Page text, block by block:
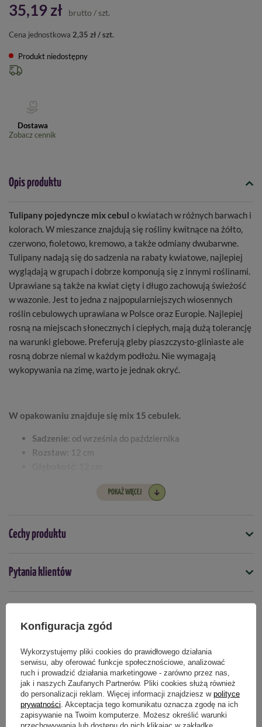
35,19 zł brutto / szt.
Cena jednostkowa 2,35 zł / szt.
Produkt niedostępny
Dostawa
Zobacz cennik
Opis produktu
Tulipany pojedyncze mix cebul o kwiatach w różnych barwach i
kolorach. W mieszance znajdują się rośliny kwitnące na żółto,
czerwono, fioletowo, kremowo, a także odmiany dwubarwne.
Tulipany nadają się do sadzenia na rabaty kwiatowe, najlepiej
wyglądają w grupach i dobrze komponują się z innymi roślinami.
Uprawiane są także na kwiat cięty i długo zachowują świeżość
w wazonie. Jest to jedna z najpopularniejszych wiosennych
roślin cebulowych uprawiana w Polsce oraz Europie. Najlepiej
rosną na miejscach słonecznych i ciepłych, mają dużą tolerancję
na warunki glebowe. Preferują gleby piaszczysto-gliniaste ale
rosną dobrze niemal w każdym podłożu. Nie wymagają
wykopywania na zimę, warto je jednak okryć.
W opakowaniu znajduje się mix 15 cebulek.
Sadzenie: od września do października
Rozstaw: 12 cm
rożne kolory
POKAŻ WIĘCEJ
Cechy produktu
Symbol
5903772170009
Termin sadzenia
Pytania klientów
Produkty powiązane
Konfiguracja zgód
Wykorzystujemy pliki cookies do prawidłowego działania
serwisu, aby oferować funkcje społecznościowe, analizować
ruch i prowadzić działania marketingowe - zarówno przez nas,
jak i naszych Zaufanych Partnerów. Pliki cookies służą również
do personalizacji reklam. Więcej informacji znajdziesz w polityce
prywatności . Akceptacja tego komunikatu oznacza zgodę na ich
zapisywanie na Twoim komputerze. Możesz określić warunki